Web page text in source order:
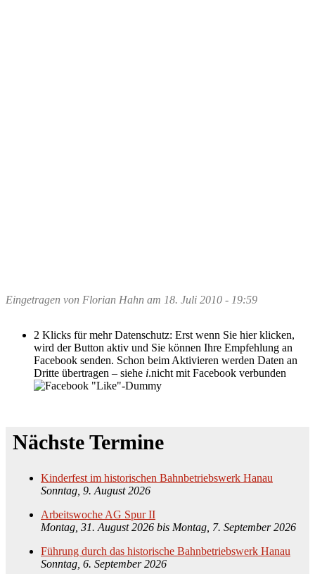
Eingetragen von Florian Hahn am 18. Juli 2010 - 19:59
2 Klicks für mehr Datenschutz: Erst wenn Sie hier klicken,
wird der Button aktiv und Sie können Ihre Empfehlung an
Facebook senden. Schon beim Aktivieren werden Daten an
Dritte übertragen – siehe i.nicht mit Facebook verbunden
Nächste Termine
Kinderfest im historischen Bahnbetriebswerk Hanau
Sonntag, 9. August 2026
Arbeitswoche AG Spur II
Montag, 31. August 2026 bis Montag, 7. September 2026
Führung durch das historische Bahnbetriebswerk Hanau
Sonntag, 6. September 2026